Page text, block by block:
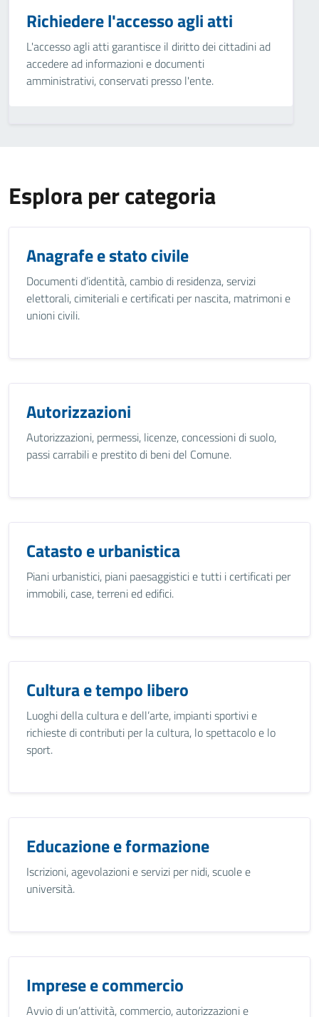
Richiedere l'accesso agli atti
L'accesso agli atti garantisce il diritto dei cittadini ad
accedere ad informazioni e documenti
amministrativi, conservati presso l'ente.
Esplora per categoria
Anagrafe e stato civile
Documenti d’identità, cambio di residenza, servizi
elettorali, cimiteriali e certificati per nascita, matrimoni e
unioni civili.
Autorizzazioni
Autorizzazioni, permessi, licenze, concessioni di suolo,
passi carrabili e prestito di beni del Comune.
Catasto e urbanistica
Piani urbanistici, piani paesaggistici e tutti i certificati per
immobili, case, terreni ed edifici.
Cultura e tempo libero
Luoghi della cultura e dell’arte, impianti sportivi e
richieste di contributi per la cultura, lo spettacolo e lo
sport.
Educazione e formazione
Iscrizioni, agevolazioni e servizi per nidi, scuole e
università.
Imprese e commercio
Avvio di un’attività, commercio, autorizzazioni e